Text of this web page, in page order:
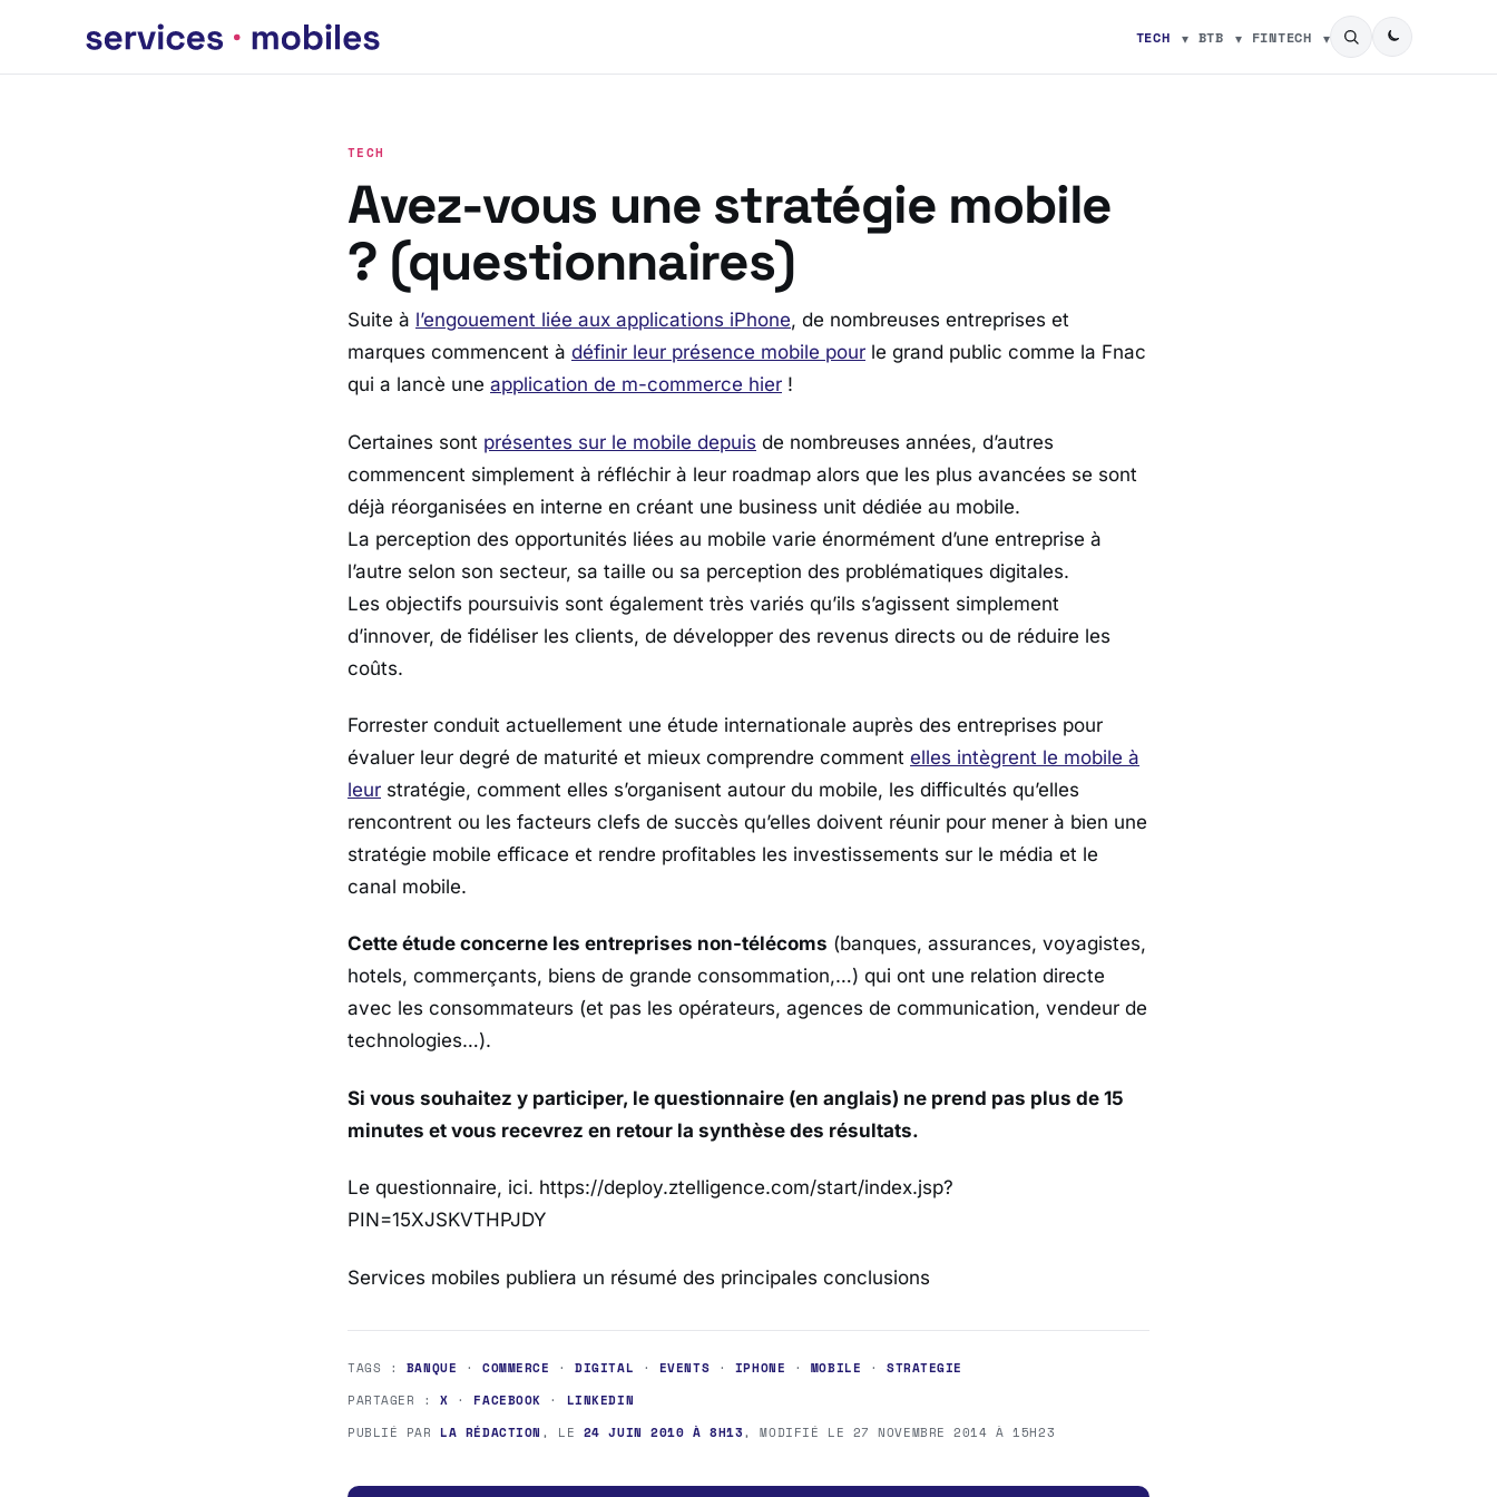
TECH BTB FINTECH
TECH
Avez-vous une stratégie mobile
? (questionnaires)
Suite à l’engouement liée aux applications iPhone, de nombreuses entreprises et
marques commencent à définir leur présence mobile pour le grand public comme la Fnac
qui a lancè une application de m-commerce hier !
Certaines sont présentes sur le mobile depuis de nombreuses années, d’autres
commencent simplement à réfléchir à leur roadmap alors que les plus avancées se sont
déjà réorganisées en interne en créant une business unit dédiée au mobile.
La perception des opportunités liées au mobile varie énormément d’une entreprise à
l’autre selon son secteur, sa taille ou sa perception des problématiques digitales.
Les objectifs poursuivis sont également très variés qu’ils s’agissent simplement
d’innover, de fidéliser les clients, de développer des revenus directs ou de réduire les
coûts.
Forrester conduit actuellement une étude internationale auprès des entreprises pour
évaluer leur degré de maturité et mieux comprendre comment elles intègrent le mobile à
leur stratégie, comment elles s’organisent autour du mobile, les difficultés qu’elles
rencontrent ou les facteurs clefs de succès qu’elles doivent réunir pour mener à bien une
stratégie mobile efficace et rendre profitables les investissements sur le média et le
canal mobile.
Cette étude concerne les entreprises non-télécoms (banques, assurances, voyagistes,
hotels, commerçants, biens de grande consommation,…) qui ont une relation directe
avec les consommateurs (et pas les opérateurs, agences de communication, vendeur de
technologies…).
Si vous souhaitez y participer, le questionnaire (en anglais) ne prend pas plus de 15
minutes et vous recevrez en retour la synthèse des résultats.
Le questionnaire, ici. https://deploy.ztelligence.com/start/index.jsp?
PIN=15XJSKVTHPJDY
Services mobiles publiera un résumé des principales conclusions
TAGS : BANQUE · COMMERCE ·DIGITAL · EVENTS · IPHONE · MOBILE · STRATEGIE
PARTAGER :X · FACEBOOK · LINKEDIN
PUBLIÉ PAR LA RÉDACTION , LE 24 JUIN 2010 À 8H13, MODIFIÉ LE 27 NOVEMBRE 2014 À 15H23